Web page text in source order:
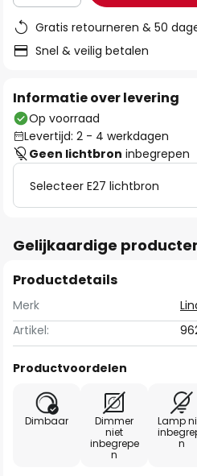
Gratis retourneren & 50
Snel & veilig betalen
Informatie over levering
Op voorraad
Levertijd: 2 - 4 werkdagen
Geen lichtbron inbegrepen
Selecteer E27 lichtbron
Gelijkaardige
Productdetails
Merk
Artikel:
Productvoordelen
Dimbaar
Dimmer
niet
inbegrepe
n
Lamp
n